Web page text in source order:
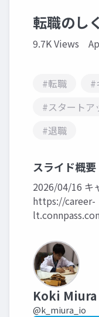
転職のし
9.7K Views
#転職
#
#スタートア
#退職
スライド概要
2026/04/16 キ
https://career-
Koki Miura
@k_miura_io